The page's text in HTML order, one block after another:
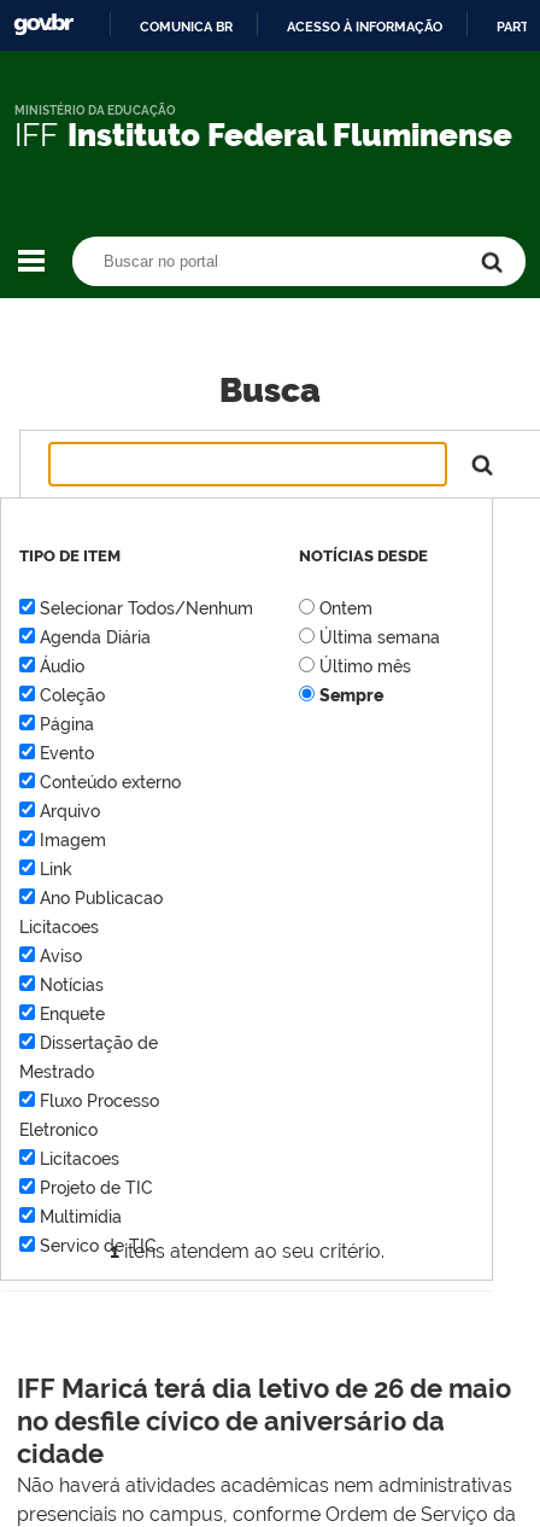
CONTEÚDO
COMUNICA BR ACESSO À INFORMAÇÃO
IFF Instituto Federal Fluminense
MINISTÉRIO DA EDUCAÇÃO
Busca
1itens atendem ao seu critério.
TIPO DE ITEM
Selecionar Todos/Nenhum
Agenda Diária
Áudio
Coleção
Página
Evento
Conteúdo externo
Arquivo
Imagem
Link
Ano Publicacao
Licitacoes
Aviso
Notícias
Enquete
Dissertação de
Mestrado
Fluxo Processo
Eletronico
Licitacoes
Projeto de TIC
Multimídia
Servico de TIC
NOTÍCIAS DESDE
Ontem
Última semana
Último mês
Sempre
IFF Maricá terá dia letivo de 26 de maio
no desfile cívico de aniversário da
cidade
Não haverá atividades acadêmicas nem administrativas
presenciais no campus, conforme Ordem de Serviço da